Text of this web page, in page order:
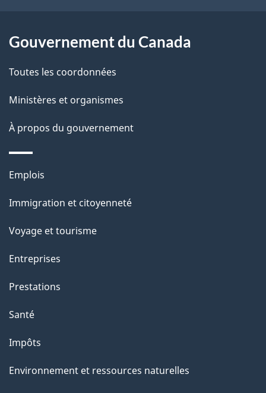
d
e
p
a
site
Gouvernement du Canada
Toutes les coordonnées
Ministères et organismes
À propos du gouvernement
Thèmes
sujets
Emplois
Immigration et citoyenneté
Voyage et tourisme
Entreprises
Prestations
Santé
Impôts
Environnement et ressources naturelles